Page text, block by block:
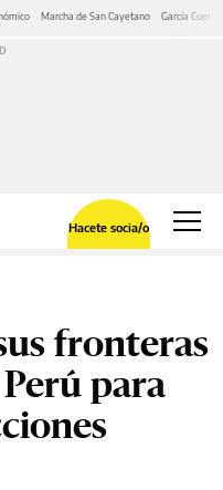
Marcha de San Cayetano García Cuerva
Hacete socia/o
fronteras
para